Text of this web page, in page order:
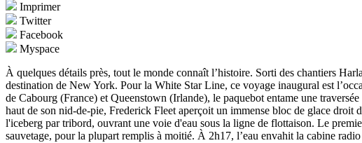
Imprimer
Twitter
Facebook
Myspace
À quelques détails près, tout le monde connaît l’histoire. Sorti des chantiers
destination de New York. Pour la White Star Line, ce voyage inaugural est
de Cabourg (France) et Queenstown (Irlande), le paquebot entame une
haut de son nid-de-pie, Frederick Fleet aperçoit un immense bloc de glace droit
l'iceberg par tribord, ouvrant une voie d'eau sous la ligne de flottaison. Le
sauvetage, pour la plupart remplis à moitié. À 2h17, l’eau envahit la cabine radio